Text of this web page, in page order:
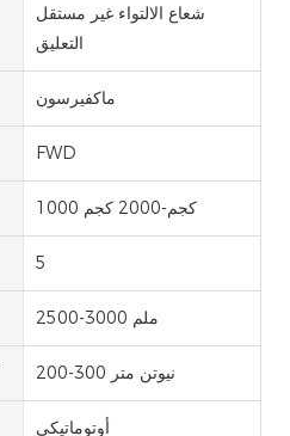
شعاع الالتواء غير مستقل
التعليق
ماكفيرسون
FWD
1000 كجم-2000 كجم
5
2500-3000 ملم
200-300 نيوتن متر
أوتوماتيكي